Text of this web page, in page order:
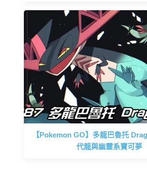
【Pokemon GO】多龍巴魯托
代龍與幽靈系寶可夢